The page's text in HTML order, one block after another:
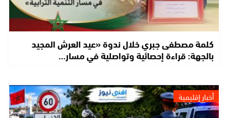
كلمة مصطفى جبري خلال ندوة «عيد العرش المجيد
بالجهة: قراءة إحصائية وتواصلية في مسار…
أخبار إقليمية